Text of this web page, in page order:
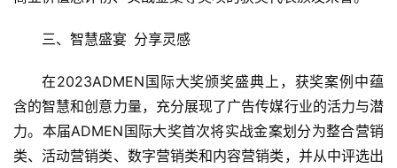
三、智慧盛宴 分享灵感
在2023ADMEN国际大奖颁奖盛典上，获奖案例中蕴
含的智慧和创意力量，充分展现了广告传媒行业的活力与潜
力。本届ADMEN国际大奖首次将实战金案划分为整合营销
类、活动营销类、数字营销类和内容营销类，并从中评选出